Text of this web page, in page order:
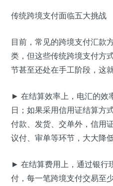
传统跨境支付面临五大挑战
目前，常见的跨境支付汇款
类，但这些传统跨境支付方
节甚至还处在手工阶段，这
► 在结算效率上，电汇的效
日；如果采用信用证结算方
付款、发货、交单外，信用
议付、审单等环节，大大降
► 在结算费用上，通过银行
付，每一笔跨境支付交易至